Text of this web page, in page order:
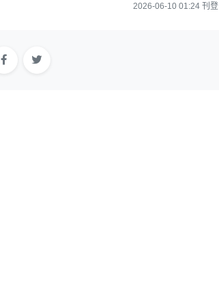
2026-06-10 01:24 刊登